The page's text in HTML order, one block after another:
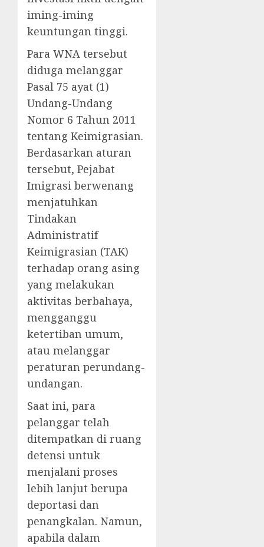
iming-iming
keuntungan tinggi.
Para WNA tersebut
diduga melanggar
Pasal 75 ayat (1)
Undang-Undang
Nomor 6 Tahun 2011
tentang Keimigrasian.
Berdasarkan aturan
tersebut, Pejabat
Imigrasi berwenang
menjatuhkan
Tindakan
Administratif
Keimigrasian (TAK)
terhadap orang asing
yang melakukan
aktivitas berbahaya,
mengganggu
ketertiban umum,
atau melanggar
peraturan perundang-
undangan.
Saat ini, para
pelanggar telah
ditempatkan di ruang
detensi untuk
menjalani proses
lebih lanjut berupa
deportasi dan
penangkalan. Namun,
apabila dalam